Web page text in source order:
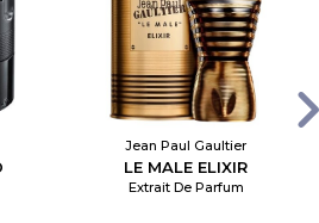
Jean Paul Gaultier
LE MALE ELIXIR
Extrait De Parfum